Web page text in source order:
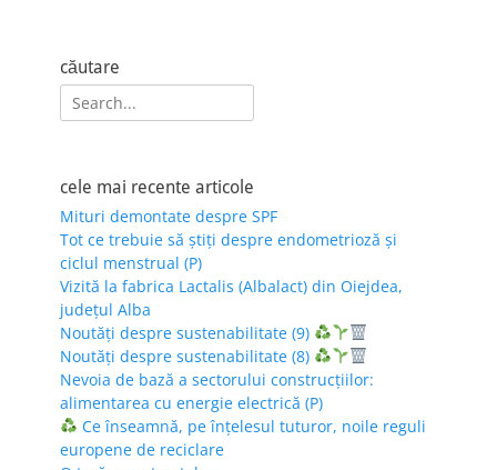
căutare
Search
for:
cele mai recente articole
Mituri demontate despre SPF
Tot ce trebuie să știți despre endometrioză și
ciclul menstrual (P)
Vizită la fabrica Lactalis (Albalact) din Oiejdea,
județul Alba
Noutăți despre sustenabilitate (9)
Noutăți despre sustenabilitate (8)
Nevoia de bază a sectorului construcțiilor:
alimentarea cu energie electrică (P)
Ce înseamnă, pe înțelesul tuturor, noile reguli
europene de reciclare